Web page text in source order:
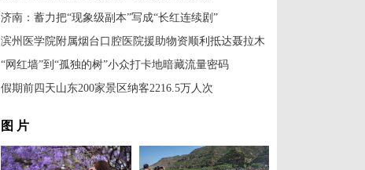
济南：蓄力把“现象级副本”写成“长红连续剧”
滨州医学院附属烟台口腔医院援助物资顺利抵达聂拉木
“网红墙”到“孤独的树”小众打卡地暗藏流量密码
假期前四天山东200家景区纳客2216.5万人次
图 片